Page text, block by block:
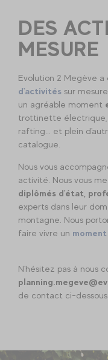
DES
MESURE
Evolution 2 Megève a
d'activités sur
un agréable moment
trottinette électrique,
rafting... et plein
catalogue.
Nous vous
activité. Nous vous
diplômés d'état,
experts dans leur
montagne. Nous
faire vivre un
N'hésitez pas à nous
de contact ci-dessous.